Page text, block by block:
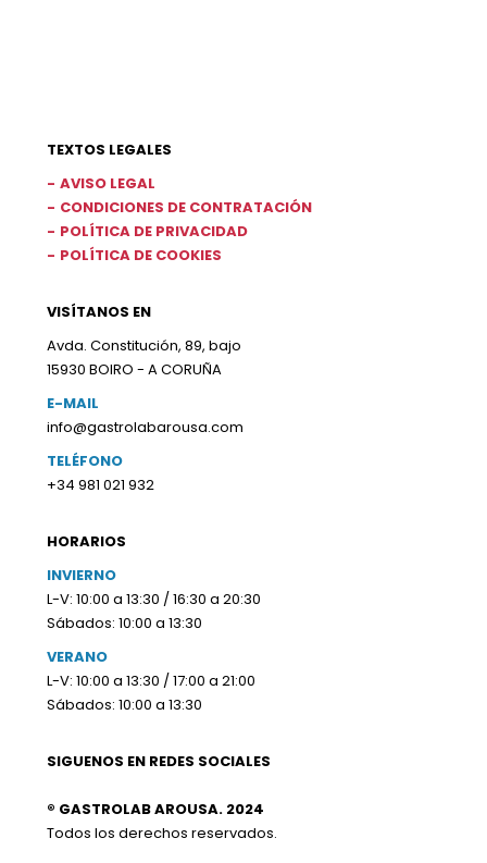
TEXTOS LEGALES
AVISO LEGAL
CONDICIONES DE CONTRATACIÓN
POLÍTICA DE PRIVACIDAD
POLÍTICA DE COOKIES
VISÍTANOS EN
Avda. Constitución, 89, bajo
15930 BOIRO - A CORUÑA
E-MAIL
info@gastrolabarousa.com
TELÉFONO
+34 981 021 932
HORARIOS
INVIERNO
L-V: 10:00 a 13:30 / 16:30 a 20:30
Sábados: 10:00 a 13:30
VERANO
L-V: 10:00 a 13:30 / 17:00 a 21:00
Sábados: 10:00 a 13:30
SIGUENOS EN REDES SOCIALES
® GASTROLAB AROUSA. 2024
Todos los derechos reservados.